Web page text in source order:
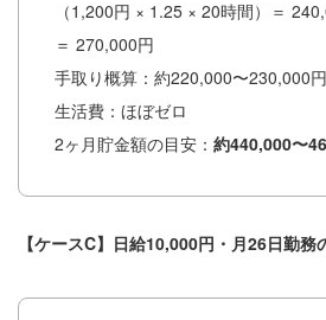
（1,200円 × 1.25 × 20時間）＝
＝ 270,000円
手取り概算：約220,000〜230,000円
生活費：ほぼゼロ
2ヶ月貯金額の目安： 約440,000〜
【ケースC】日給10,000円・月26日勤務